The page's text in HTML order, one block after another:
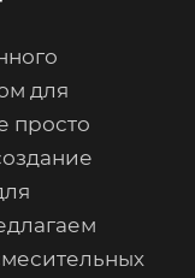
для
просто